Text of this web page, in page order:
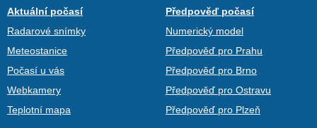
Aktuální počasí
Radarové snímky
Meteostanice
Počasí u vás
Webkamery
Teplotní mapa
Předpověď počasí
Numerický model
Předpověď pro Prahu
Předpověď pro Brno
Předpověď pro Ostravu
Předpověď pro Plzeň